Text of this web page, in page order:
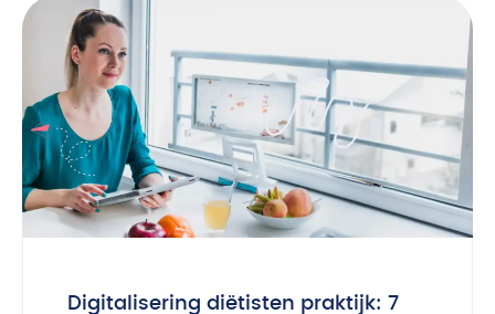
Digitalisering diëtisten praktijk: 7